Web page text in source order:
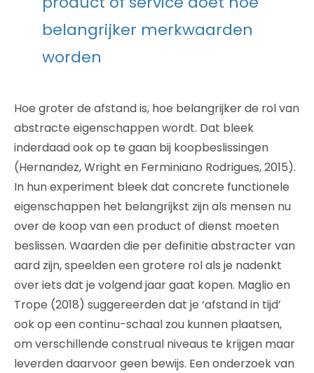
belangrijker merkwaarden
worden
Hoe groter de afstand is, hoe belangrijker de rol van
abstracte eigenschappen wordt. Dat bleek
inderdaad ook op te gaan bij koopbeslissingen
(Hernandez, Wright en Ferminiano Rodrigues, 2015).
In hun experiment bleek dat concrete functionele
eigenschappen het belangrijkst zijn als mensen nu
over de koop van een product of dienst moeten
beslissen. Waarden die per definitie abstracter van
aard zijn, speelden een grotere rol als je nadenkt
over iets dat je volgend jaar gaat kopen. Maglio en
Trope (2018) suggereerden dat je ‘afstand in tijd’
ook op een continu-schaal zou kunnen plaatsen,
om verschillende construal niveaus te krijgen maar
leverden daarvoor geen bewijs. Een onderzoek van